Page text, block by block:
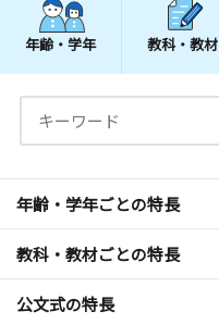
年齢・学年 教科・教材
年齢・学年ごとの特長
教科・教材ごとの特長
公文式の特長